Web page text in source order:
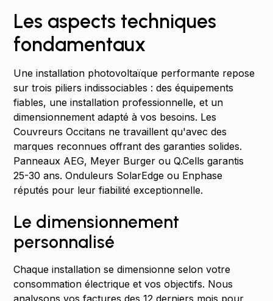
Les aspects techniques
fondamentaux
Une installation photovoltaïque performante repose
sur trois piliers indissociables : des équipements
fiables, une installation professionnelle, et un
dimensionnement adapté à vos besoins. Les
Couvreurs Occitans ne travaillent qu'avec des
marques reconnues offrant des garanties solides.
Panneaux AEG, Meyer Burger ou Q.Cells garantis
25-30 ans. Onduleurs SolarEdge ou Enphase
réputés pour leur fiabilité exceptionnelle.
Le dimensionnement
personnalisé
Chaque installation se dimensionne selon votre
consommation électrique et vos objectifs. Nous
analysons vos factures des 12 derniers mois pour